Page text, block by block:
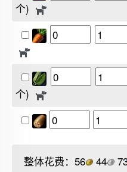
个)
个)
整体花费： 56 44